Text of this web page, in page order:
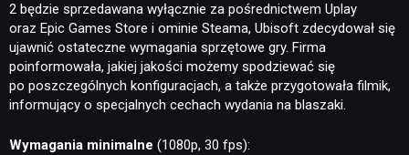
2 będzie sprzedawana wyłącznie za pośrednictwem Uplay
oraz Epic Games Store i ominie Steama, Ubisoft zdecydował się
ujawnić ostateczne wymagania sprzętowe gry. Firma
poinformowała, jakiej jakości możemy spodziewać się
po poszczególnych konfiguracjach, a także przygotowała filmik,
informujący o specjalnych cechach wydania na blaszaki.
Wymagania minimalne (1080p, 30 fps):